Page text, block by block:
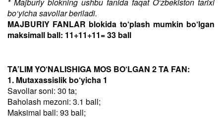
bo‘yicha savollar beriladi.
MAJBURIY FANLAR blokida to‘plash mumkin bo‘lgan
maksimall ball: 11+11+11= 33 ball
TA’LIM YO‘NALISHIGA MOS BO‘LGAN 2 TA FAN:
1. Mutaxassislik bo‘yicha 1
Savollar soni: 30 ta;
Baholash mezoni: 3.1 ball;
Maksimal ball: 93 ball;